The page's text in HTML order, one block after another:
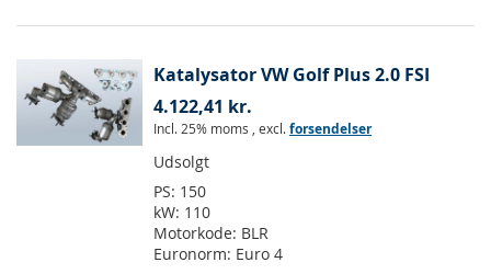
Katalysator VW Golf Plus 2.0 FSI
4.122,41 kr.
Incl. 25% moms , excl.forsendelser
Udsolgt
PS: 150
kW: 110
Motorkode: BLR
Euronorm: Euro 4